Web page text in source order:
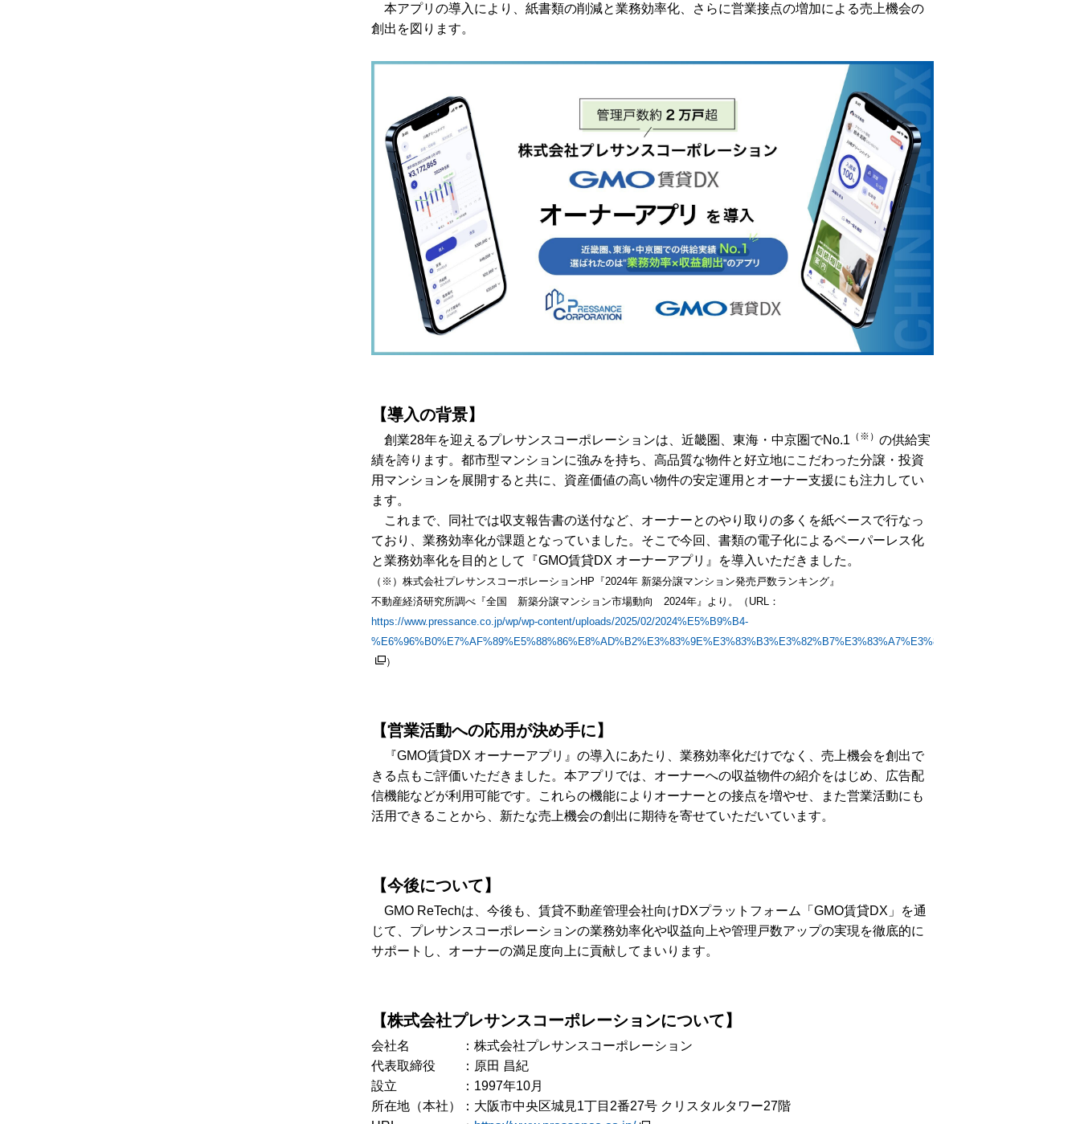
本アプリの導入により、紙書類の削減と業務効率化、さらに営業接点の増加による売上機会の
創出を図ります。
【導入の背景】
創業28年を迎えるプレサンスコーポレーションは、近畿圏、東海・中京圏でNo.1 （※） の供給実
績を誇ります。都市型マンションに強みを持ち、高品質な物件と好立地にこだわった分譲・投資
用マンションを展開すると共に、資産価値の高い物件の安定運用とオーナー支援にも注力してい
ます。
これまで、同社では収支報告書の送付など、オーナーとのやり取りの多くを紙ベースで行なっ
ており、業務効率化が課題となっていました。そこで今回、書類の電子化によるペーパーレス化
と業務効率化を目的として『GMO賃貸DX オーナーアプリ』を導入いただきました。
（※）株式会社プレサンスコーポレーションHP『2024年 新築分譲マンション発売戸数ランキング』
不動産経済研究所調べ『全国 新築分譲マンション市場動向 2024年』より。（URL：
https://www.pressance.co.jp/wp/wp-content/uploads/2025/02/2024%E5%B9%B4-
）
【営業活動への応用が決め手に】
『GMO賃貸DX オーナーアプリ』の導入にあたり、業務効率化だけでなく、売上機会を創出で
きる点もご評価いただきました。本アプリでは、オーナーへの収益物件の紹介をはじめ、広告配
信機能などが利用可能です。これらの機能によりオーナーとの接点を増やせ、また営業活動にも
活用できることから、新たな売上機会の創出に期待を寄せていただいています。
【今後について】
GMO ReTechは、今後も、賃貸不動産管理会社向けDXプラットフォーム「GMO賃貸DX」を通
じて、プレサンスコーポレーションの業務効率化や収益向上や管理戸数アップの実現を徹底的に
サポートし、オーナーの満足度向上に貢献してまいります。
【株式会社プレサンスコーポレーションについて】
会社名 ：株式会社プレサンスコーポレーション
代表取締役 ：原田 昌紀
設立 ：1997年10月
所在地（本社）：大阪市中央区城見1丁目2番27号 クリスタルタワー27階